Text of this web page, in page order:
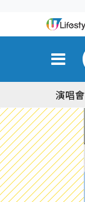
演唱會